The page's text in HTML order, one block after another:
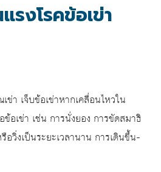
รงโรคข้อเข่า
ข่า เจ็บข้อเข่าหากเคลื่อนไหวใน
อเข่า เช่น การนั่งยอง การขัดสมาธิ
วิ่งเป็นระยะเวลานาน การเดินขึ้น-